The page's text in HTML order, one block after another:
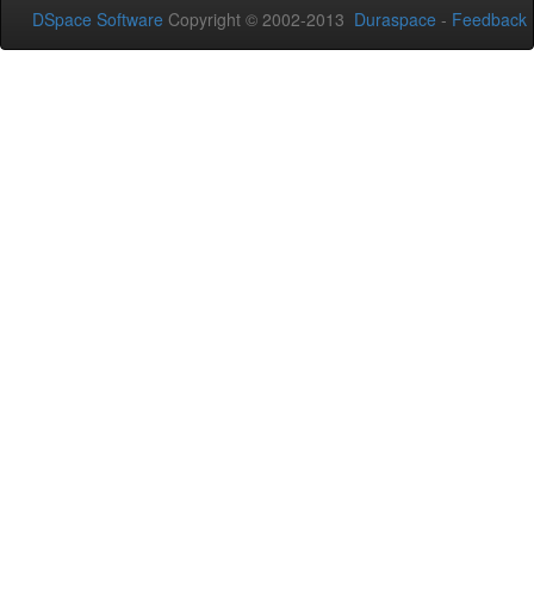
DSpace Software Copyright © 2002-2013 Duraspace - Feedback